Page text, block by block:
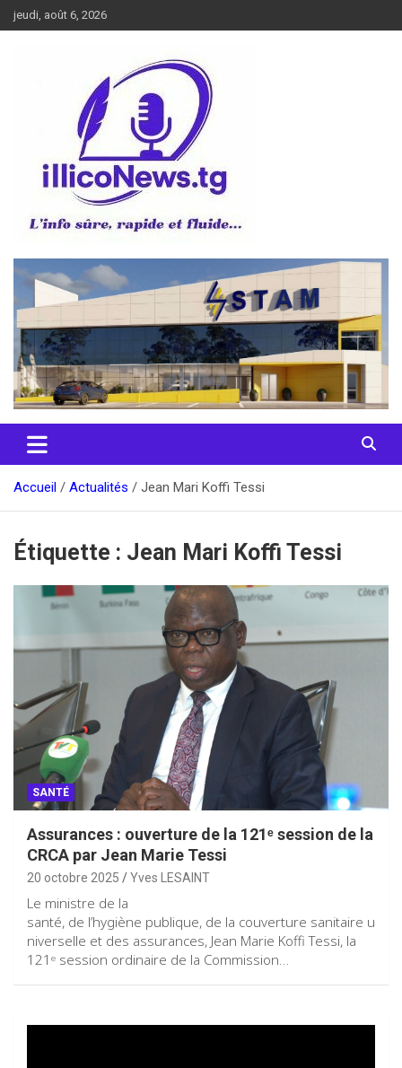
Aller
au
jeudi, août 6, 2026
illiconews
Accueil Actualités Jean Mari Koffi Tessi
Étiquette : Jean Mari Koffi Tessi
SANTÉ
Assurances : ouverture de la 121ᵉ session de la
CRCA par Jean Marie Tessi
20 octobre 2025 Yves LESAINT
Le ministre de la
santé, de l’hygiène publique, de la couverture sanitaire u
niverselle et des assurances, Jean Marie Koffi Tessi, la
121ᵉ session ordinaire de la Commission…